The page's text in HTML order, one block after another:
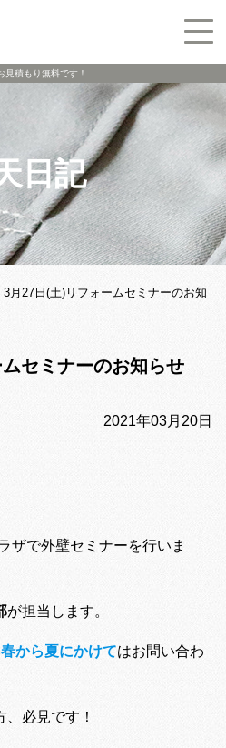
見積もり無料です！
日記
3月27日(土)リフォームセミナーのお知
セミナーのお知らせ
2021年03月20日
ザで外壁セミナーを行いま
が担当します。
春から夏にかけてはお問い合わ
必見です！